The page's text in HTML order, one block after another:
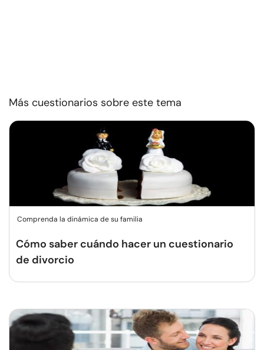
Más cuestionarios sobre este tema
Comprenda la dinámica de su familia
Cómo saber cuándo hacer un cuestionario
de divorcio